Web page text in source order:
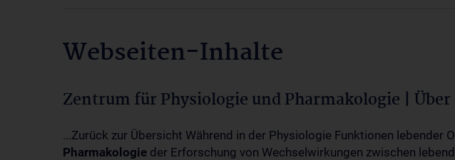
Webseiten-Inhalte
Zentrum für Physiologie und Pharmakologie |
...Zurück zur Übersicht Während in der Physiologie Funktionen
Pharmakologie der Erforschung von Wechselwirkungen zwischen